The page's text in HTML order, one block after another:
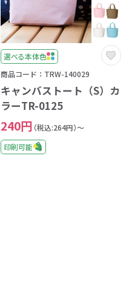
選べる本体色
商品コード：TRW-140029
キャンバストート（S）カ
ラーTR-0125
240円 （税込:264円）～
印刷可能